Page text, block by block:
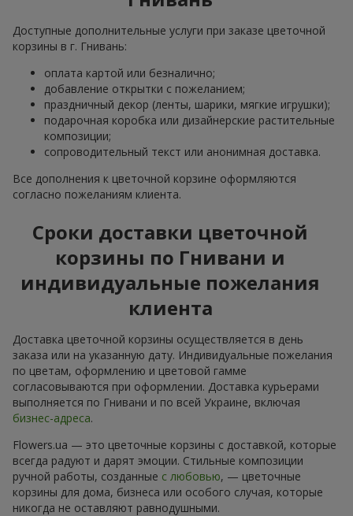
Доступные дополнительные услуги при заказе цветочной
корзины в г. Гнивань:
оплата картой или безналично;
добавление открытки с пожеланием;
праздничный декор (ленты, шарики, мягкие игрушки);
подарочная коробка или дизайнерские растительные
композиции;
сопроводительный текст или анонимная доставка.
Все дополнения к цветочной корзине оформляются
согласно пожеланиям клиента.
Сроки доставки цветочной
корзины по Гнивани и
индивидуальные пожелания
клиента
Доставка цветочной корзины осуществляется в день
заказа или на указанную дату. Индивидуальные пожелания
по цветам, оформлению и цветовой гамме
согласовываются при оформлении. Доставка курьерами
выполняется по Гнивани и по всей Украине, включая
бизнес-адреса.
Flowers.ua — это цветочные корзины с доставкой, которые
всегда радуют и дарят эмоции. Стильные композиции
ручной работы, созданные с любовью, — цветочные
корзины для дома, бизнеса или особого случая, которые
никогда не оставляют равнодушными.